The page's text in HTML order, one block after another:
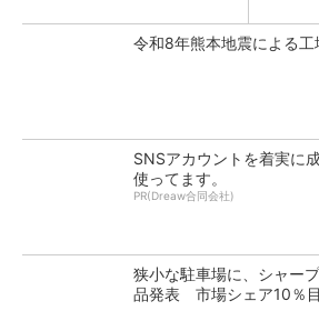
令和8年熊本地震による
SNSアカウントを着実に
使ってます。
PR(Dreaw合同会社)
狭小な駐車場に、シャー
品発表 市場シェア10％